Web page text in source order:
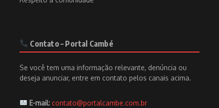
Contato – Portal Cambé
Se você tem uma informação relevante, denúncia ou
deseja anunciar, entre em contato pelos canais acima.
E-mail: contato@portalcambe.com.br